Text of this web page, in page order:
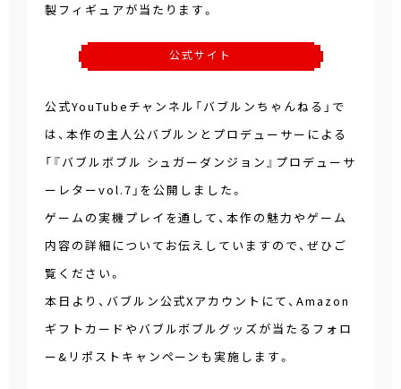
製フィギュアが当たります。
公式サイト
公式YouTubeチャンネル「バブルンちゃんねる」で
は、本作の主人公バブルンとプロデューサーによる
「『バブルボブル シュガーダンジョン』プロデューサ
ーレターvol.7」を公開しました。
ゲームの実機プレイを通して、本作の魅力やゲーム
内容の詳細についてお伝えしていますので、ぜひご
覧ください。
本日より、バブルン公式Xアカウントにて、Amazon
ギフトカードやバブルボブルグッズが当たるフォロ
ー&リポストキャンペーンも実施します。